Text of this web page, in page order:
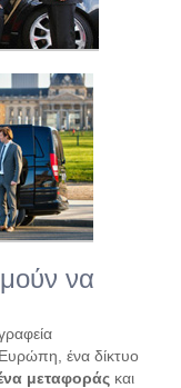
να
ένα δίκτυο
μεταφοράς και